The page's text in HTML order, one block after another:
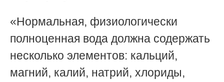
«Нормальная, физиологически
полноценная вода должна содержать
несколько элементов: кальций,
магний, калий, натрий, хлориды,